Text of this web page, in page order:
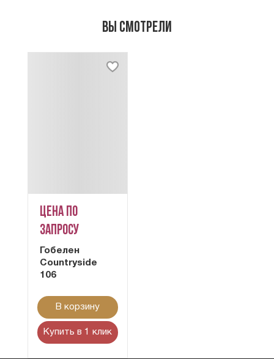
Вы смотрели
Цена по
запросу
Гобелен
Сountryside
106
В корзину
Купить в 1 клик